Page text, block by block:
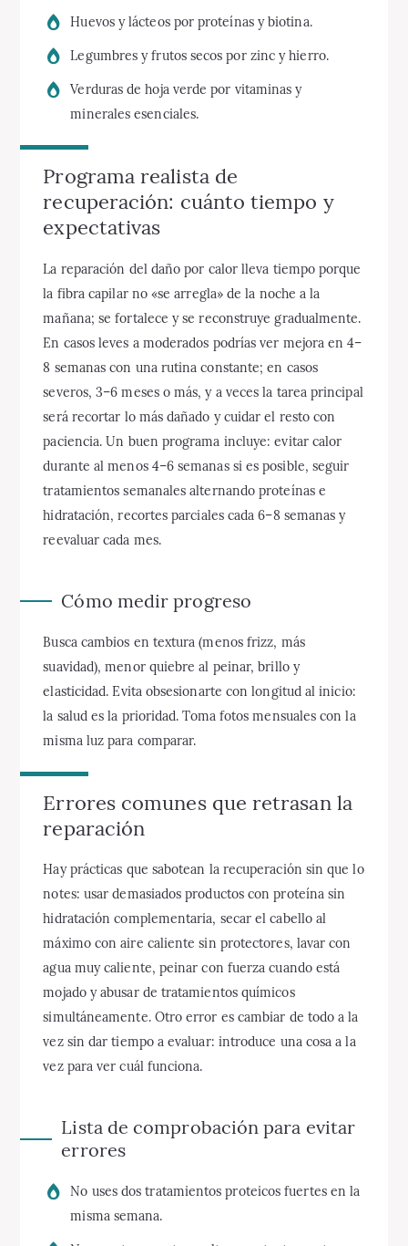
Huevos y lácteos por proteínas y biotina.
Legumbres y frutos secos por zinc y hierro.
Verduras de hoja verde por vitaminas y
minerales esenciales.
Programa realista de
recuperación: cuánto tiempo y
expectativas
La reparación del daño por calor lleva tiempo porque
la fibra capilar no «se arregla» de la noche a la
mañana; se fortalece y se reconstruye gradualmente.
En casos leves a moderados podrías ver mejora en 4–
8 semanas con una rutina constante; en casos
severos, 3–6 meses o más, y a veces la tarea principal
será recortar lo más dañado y cuidar el resto con
paciencia. Un buen programa incluye: evitar calor
durante al menos 4–6 semanas si es posible, seguir
tratamientos semanales alternando proteínas e
hidratación, recortes parciales cada 6–8 semanas y
reevaluar cada mes.
Cómo medir progreso
Busca cambios en textura (menos frizz, más
suavidad), menor quiebre al peinar, brillo y
elasticidad. Evita obsesionarte con longitud al inicio:
la salud es la prioridad. Toma fotos mensuales con la
misma luz para comparar.
Errores comunes que retrasan la
reparación
Hay prácticas que sabotean la recuperación sin que lo
notes: usar demasiados productos con proteína sin
hidratación complementaria, secar el cabello al
máximo con aire caliente sin protectores, lavar con
agua muy caliente, peinar con fuerza cuando está
mojado y abusar de tratamientos químicos
simultáneamente. Otro error es cambiar de todo a la
vez sin dar tiempo a evaluar: introduce una cosa a la
vez para ver cuál funciona.
Lista de comprobación para evitar
errores
No uses dos tratamientos proteicos fuertes en la
misma semana.